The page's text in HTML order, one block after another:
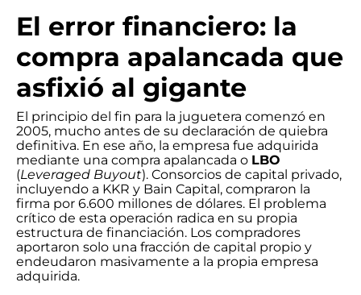
El error financiero: la
compra apalancada que
asfixió al gigante
El principio del fin para la juguetera comenzó en
2005, mucho antes de su declaración de quiebra
definitiva. En ese año, la empresa fue adquirida
mediante una compra apalancada o LBO
(Leveraged Buyout). Consorcios de capital privado,
incluyendo a KKR y Bain Capital, compraron la
firma por 6.600 millones de dólares. El problema
crítico de esta operación radica en su propia
estructura de financiación. Los compradores
aportaron solo una fracción de capital propio y
endeudaron masivamente a la propia empresa
adquirida.